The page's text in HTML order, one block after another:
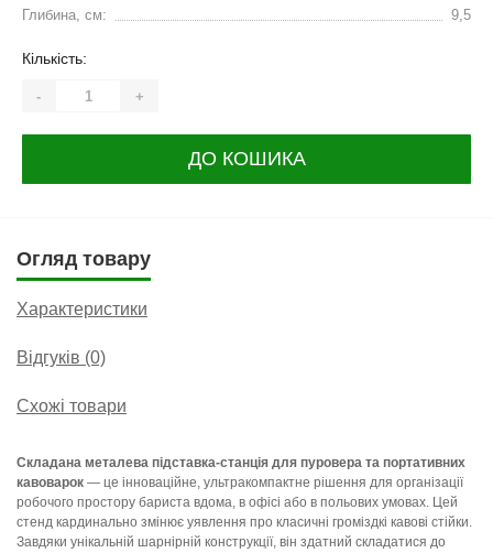
Глибина, см:
9,5
Кількість:
- +
ДО КОШИКА
Огляд товару
Характеристики
Відгуків (0)
Схожі товари
Складана металева підставка-станція для пуровера та портативних
кавоварок — це інноваційне, ультракомпактне рішення для організації
робочого простору бариста вдома, в офісі або в польових умовах. Цей
стенд кардинально змінює уявлення про класичні громіздкі кавові стійки.
Завдяки унікальній шарнірній конструкції, він здатний складатися до